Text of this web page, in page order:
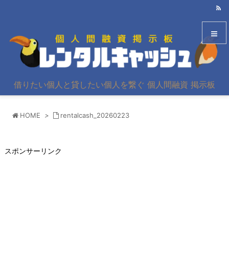
借りたい個人と貸したい個人を繋ぐ 個人間融資 掲示板
HOME > rentalcash_20260223
スポンサーリンク